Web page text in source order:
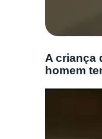
A criança
homem